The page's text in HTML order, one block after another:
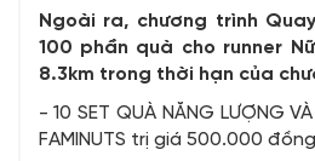
Ngoài ra, chương trình
100 phần quà cho runner
8.3km trong thời hạn của
- 10 SET QUÀ NĂNG LƯỢNG
FAMINUTS trị giá 500.000 đồng